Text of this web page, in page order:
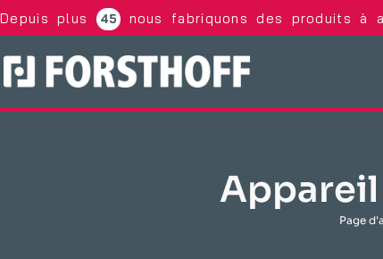
Depuis plus 45 nous fabriquons des produits à
Page